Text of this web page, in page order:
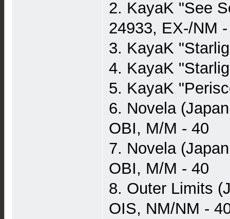
2. KayaK "See
24933, EX-/NM
3. KayaK
4. KayaK
5. KayaK
6. Novela
OBI, M/M - 40
7. Novela
OBI, M/M - 40
8. Outer Limits
OIS, NM/NM -